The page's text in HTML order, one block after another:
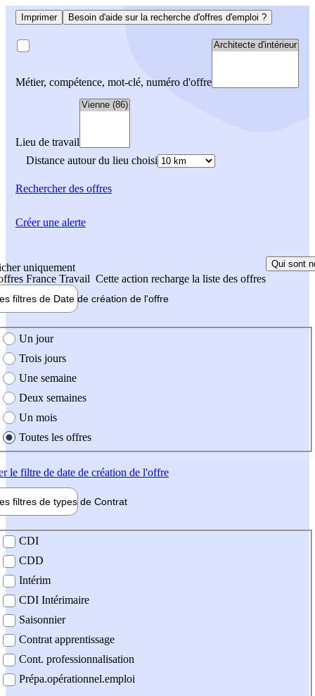
Imprimer Besoin d'aide sur la recherche d'offres d'emploi ?
Métier, compétence, mot-clé, numéro d'offre
Lieu de travail
Distance autour du lieu choisi
Rechercherdes offres
uniquement
France Travail Cette action recharge la liste des offres
Qui sont
filtres de Date de création de l'offre
création de l'offre
Un jour
Trois jours
Une semaine
Deux semaines
Un mois
Toutes les offres
le filtre de date de création de l'offre
filtres de types de Contrat
contrat
CDI
CDD
Intérim
CDI Intérimaire
Saisonnier
Contrat apprentissage
Cont. professionnalisation
Prépa.opérationnel.emploi
Créer une alerte